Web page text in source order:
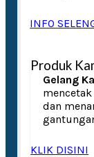
INFO
Produk
Gelang
dan
KLIK DISINI